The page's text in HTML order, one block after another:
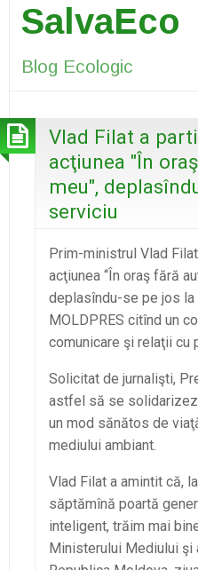
SalvaEco
Blog Ecologic
Vlad Filat a
acţiunea "În
meu",
serviciu
Prim-ministrul Vlad
acţiunea “În oraş fără
deplasîndu-se pe jos
MOLDPRES citînd un
comunicare şi relaţii cu
Solicitat de jurnalişti,
astfel să se
un mod sănătos de
mediului ambiant.
Vlad Filat a amintit că,
săptămînă poartă
inteligent, trăim mai
Ministerului Mediului